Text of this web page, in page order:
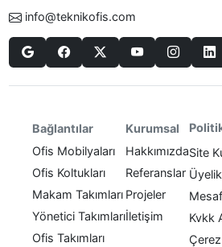
info@teknikofis.com
Bağlantılar
Ofis Mobilyaları
Ofis Koltukları
Makam Takımları
Yönetici Takımları
Ofis Takımları
Kurumsal
Hakkımızda
Referanslar
Projeler
İletişim
Site
Kvkk